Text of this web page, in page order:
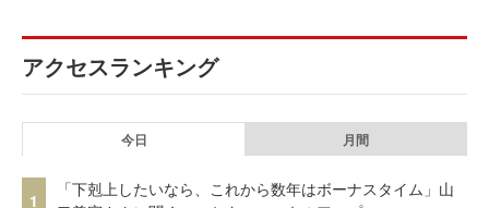
アクセスランキング
今日 月間
1
「下剋上したいなら、これから数年はボーナスタイム」山